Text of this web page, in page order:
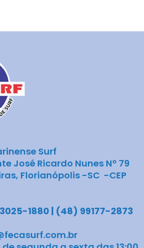
Surf
José Ricardo Nunes Nº 79
Florianópolis -SC -CEP
1880 | (48) 99177-2873